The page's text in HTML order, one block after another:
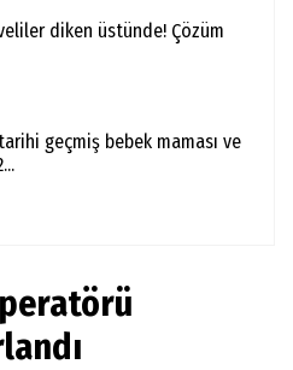
diken üstünde! Çözüm
geçmiş bebek maması ve